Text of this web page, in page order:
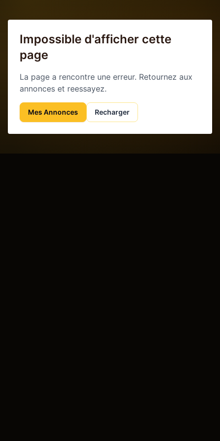
Impossible d'afficher cette
page
La page a rencontre une erreur. Retournez aux
annonces et reessayez.
Mes Annonces Recharger